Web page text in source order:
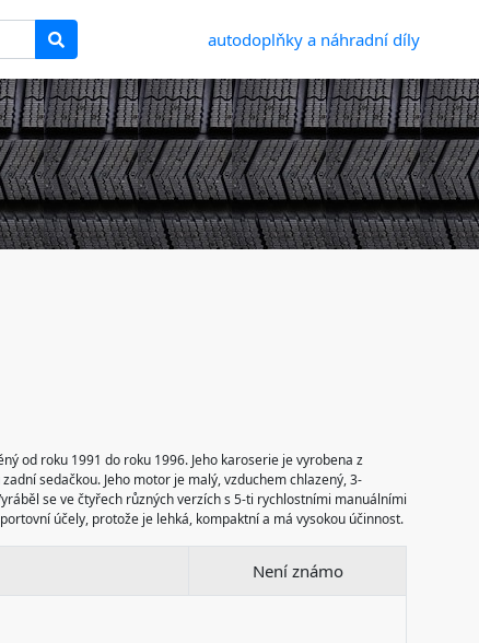
autodoplňky a náhradní díly
od roku 1991 do roku 1996. Jeho karoserie je vyrobena z
sedačkou. Jeho motor je malý, vzduchem chlazený, 3-
se ve čtyřech různých verzích s 5-ti rychlostními manuálními
účely, protože je lehká, kompaktní a má vysokou účinnost.
Není známo